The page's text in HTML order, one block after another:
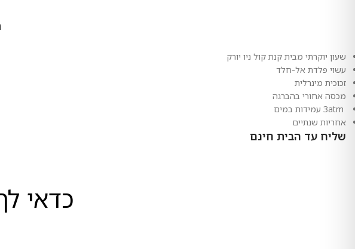
שעון יוקרתי מבית קנת קול ניו יורק
עשוי פלדת אל-חלד
זכוכית מינרלית
מכסה אחורי בהברגה
אחריות שנתיים
שליח עד הבית חינם
כדאי